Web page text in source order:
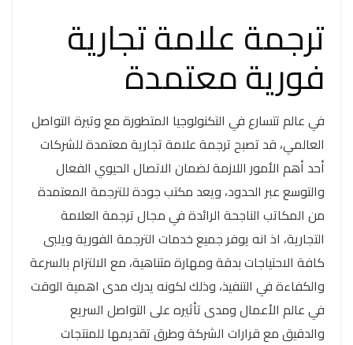
ترجمة علامة تجارية
فورية معتمدة
في عالم تتسارع في التكنولوجيا المتطورة مع وتيرة التواصل
العالمي، قد تصبح ترجمة علامة تجارية معتمدة للشركات
أحد أهم الأمور اللازمة لضمان الاتصال الحيوي الفعال
والتوسع عبر الحدود، ويعد مكتب جودة للترجمة المعتمدة
من المكاتب الناجحة الرائدة في مجال ترجمة العلامة
التجارية، اذ انه يوفر جميع خدمات الترجمة الفورية ويلبى
كافة الاحتياجات بدقة ومهارة متناهية، مع الالتزام بالسرعة
والكفاءة في التنفيذ، وذلك لكونه يدرك مدى اهمية الوقت
في عالم الأعمال ومدى تأثيره على التواصل السريع
والدقيق مع قرارات الشركة وطرق تقديمها للمنتجات